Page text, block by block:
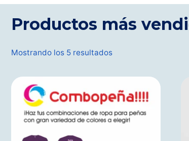
Productos más
Mostrando los 5 resultados